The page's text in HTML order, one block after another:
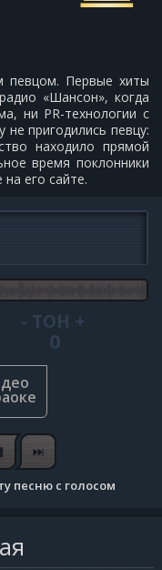
певцом. Первые хиты
«Шансон», когда
ни PR-технологии с
пригодились певцу:
находило прямой
время поклонники
его сайте.
- ТОН +
0
песню с голосом